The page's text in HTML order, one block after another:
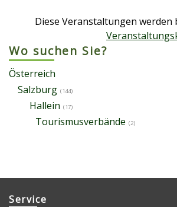
Diese Veranstaltungen
Wo suchen Sie?
Österreich
Salzburg (144)
Hallein (17)
Tourismusverbände (2)
Service